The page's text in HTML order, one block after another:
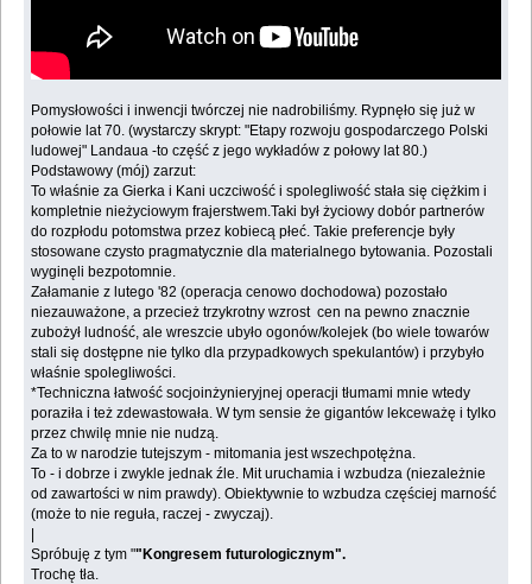
Pomysłowości i inwencji twórczej nie nadrobiliśmy. Rypnęło się już w
połowie lat 70. (wystarczy skrypt: "Etapy rozwoju gospodarczego Polski
ludowej" Landaua -to część z jego wykładów z połowy lat 80.)
Podstawowy (mój) zarzut:
To właśnie za Gierka i Kani uczciwość i spolegliwość stała się ciężkim i
kompletnie nieżyciowym frajerstwem.Taki był życiowy dobór partnerów
do rozpłodu potomstwa przez kobiecą płeć. Takie preferencje były
stosowane czysto pragmatycznie dla materialnego bytowania. Pozostali
wyginęli bezpotomnie.
Załamanie z lutego '82 (operacja cenowo dochodowa) pozostało
niezauważone, a przecież trzykrotny wzrost cen na pewno znacznie
zubożył ludność, ale wreszcie ubyło ogonów/kolejek (bo wiele towarów
stali się dostępne nie tylko dla przypadkowych spekulantów) i przybyło
właśnie spolegliwości.
*Techniczna łatwość socjoinżynieryjnej operacji tłumami mnie wtedy
poraziła i też zdewastowała. W tym sensie że gigantów lekceważę i tylko
przez chwilę mnie nie nudzą.
Za to w narodzie tutejszym - mitomania jest wszechpotężna.
To - i dobrze i zwykle jednak źle. Mit uruchamia i wzbudza (niezależnie
od zawartości w nim prawdy). Obiektywnie to wzbudza częściej marność
(może to nie reguła, raczej - zwyczaj).
|
Spróbuję z tym ""Kongresem futurologicznym".
Trochę tła.